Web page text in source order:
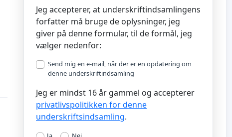
Jeg accepterer, at underskriftindsamlingens
forfatter må bruge de oplysninger, jeg
giver på denne formular, til de formål, jeg
vælger nedenfor:
Send mig en e-mail, når der er en opdatering om
denne underskriftindsamling
Jeg er mindst 16 år gammel og accepterer
privatlivspolitikken for denne
underskriftsindsamling.